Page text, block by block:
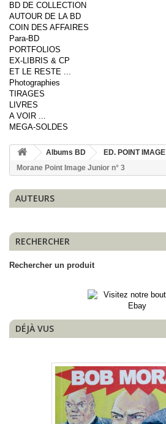
BD DE COLLECTION
AUTOUR DE LA BD
COIN DES AFFAIRES
Para-BD
PORTFOLIOS
EX-LIBRIS & CP
ET LE RESTE ...
Photographies
TIRAGES
LIVRES
A VOIR ...
MEGA-SOLDES
Albums BD ED. POINT IMAGE
Morane Point Image Junior n° 3
AUTEURS
RECHERCHER
Rechercher un produit
DÉJÀ VUS